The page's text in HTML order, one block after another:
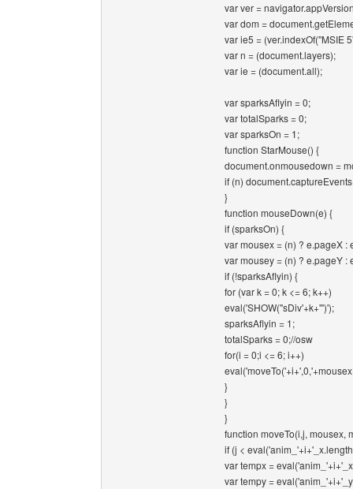
var ver =
var dom =
var ie5 = (ver.indexOf("MSIE
var n = (document.layers);
var ie = (document.all);
var sparksAflyin = 0;
var totalSparks = 0;
var sparksOn = 1;
function StarMouse() {
document.onmousedown =
if (n)
}
function mouseDown(e) {
if (sparksOn) {
var mousex = (n) ? e.pageX :
var mousey = (n) ? e.pageY :
if (!sparksAflyin) {
for (var k = 0; k <= 6; k++)
eval('SHOW("sDiv'+k+'")');
sparksAflyin = 1;
totalSparks = 0;//osw
for(i = 0;i <= 6; i++)
}
}
}
function moveTo(i,j, mousex,
if (j <
var tempx =
var tempy =